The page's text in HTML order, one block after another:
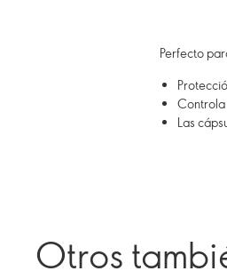
Perfecto
Controla
Las
Otros